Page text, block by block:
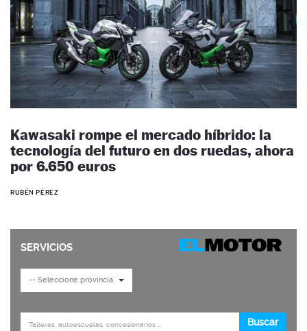
Kawasaki rompe el mercado híbrido: la
tecnología del futuro en dos ruedas, ahora
por 6.650 euros
RUBÉN PÉREZ